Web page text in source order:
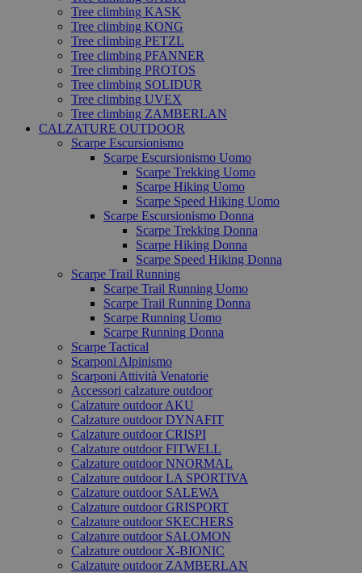
Tree climbing KASK
Tree climbing KONG
Tree climbing PETZL
Tree climbing PFANNER
Tree climbing PROTOS
Tree climbing SOLIDUR
Tree climbing UVEX
Tree climbing ZAMBERLAN
CALZATURE OUTDOOR
Scarpe Escursionismo
Scarpe Escursionismo Uomo
Scarpe Trekking Uomo
Scarpe Hiking Uomo
Scarpe Speed Hiking Uomo
Scarpe Escursionismo Donna
Scarpe Trekking Donna
Scarpe Hiking Donna
Scarpe Speed Hiking Donna
Scarpe Trail Running
Scarpe Trail Running Uomo
Scarpe Trail Running Donna
Scarpe Running Uomo
Scarpe Running Donna
Scarpe Tactical
Scarponi Alpinismo
Scarponi Attività Venatorie
Accessori calzature outdoor
Calzature outdoor AKU
Calzature outdoor DYNAFIT
Calzature outdoor CRISPI
Calzature outdoor FITWELL
Calzature outdoor NNORMAL
Calzature outdoor LA SPORTIVA
Calzature outdoor SALEWA
Calzature outdoor GRISPORT
Calzature outdoor SKECHERS
Calzature outdoor SALOMON
Calzature outdoor X-BIONIC
Calzature outdoor ZAMBERLAN